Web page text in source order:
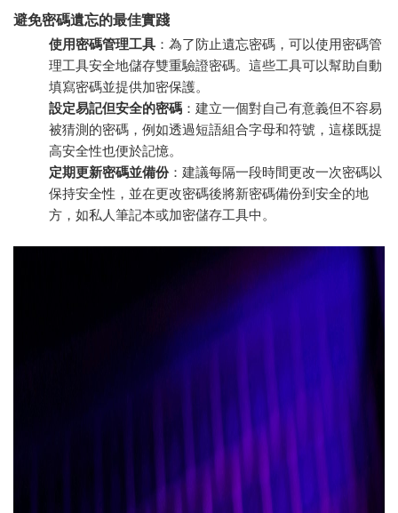
避免密碼遺忘的最佳實踐
使用密碼管理工具 ：為了防止遺忘密碼，可以使用密碼管
理工具安全地儲存雙重驗證密碼。這些工具可以幫助自動
填寫密碼並提供加密保護。
設定易記但安全的密碼 ：建立一個對自己有意義但不容易
被猜測的密碼，例如透過短語組合字母和符號，這樣既提
高安全性也便於記憶。
定期更新密碼並備份：建議每隔一段時間更改一次密碼以
保持安全性，並在更改密碼後將新密碼備份到安全的地
方，如私人筆記本或加密儲存工具中。